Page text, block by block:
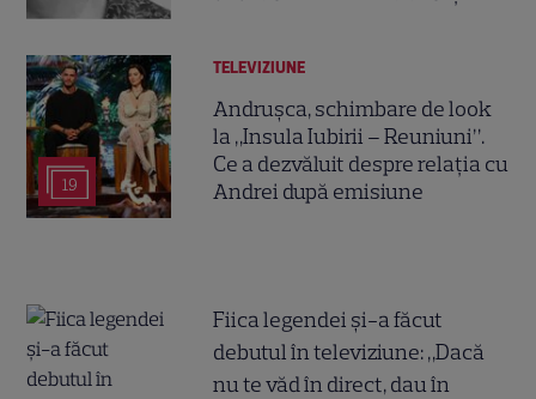
19
TELEVIZIUNE
Andrușca, schimbare de look
la „Insula Iubirii – Reuniuni”.
Ce a dezvăluit despre relația cu
Andrei după emisiune
Fiica legendei și-a făcut
debutul în televiziune: „Dacă
nu te văd în direct, dau în